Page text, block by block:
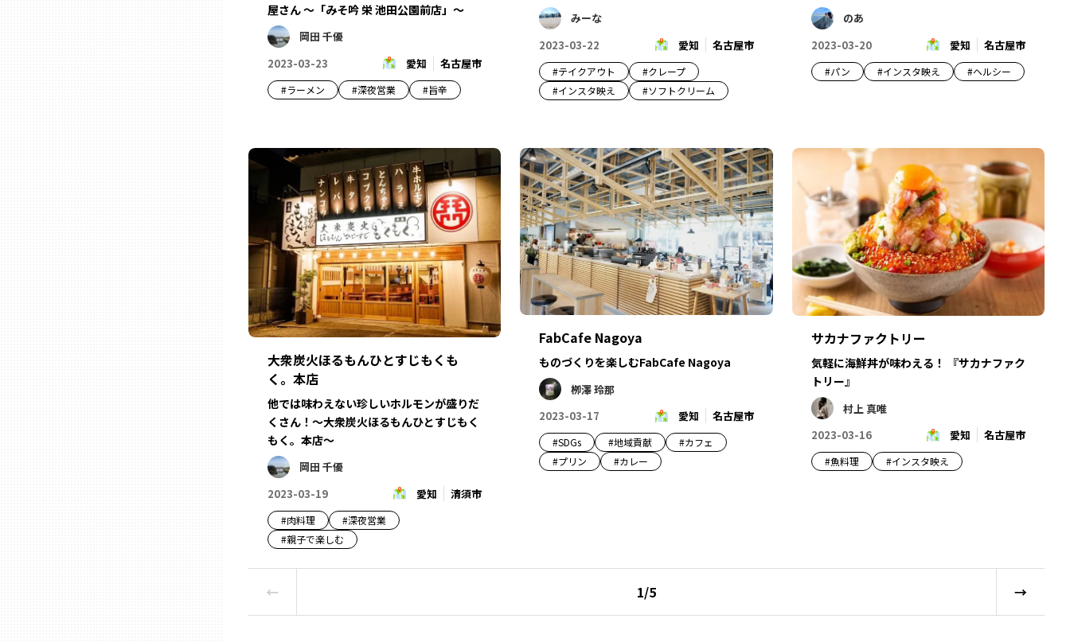
屋さん ～「みそ吟 栄 池田公園前店」～
岡田 千優
2023-03-23
愛知 名古屋市
#ラーメン #深夜営業 #旨辛
みーな
2023-03-22
愛知 名古屋市
#テイクアウト #クレープ
#インスタ映え #ソフトクリーム
のあ
2023-03-20
愛知 名古屋市
#パン #インスタ映え #ヘルシー
大衆炭火ほるもんひとすじもくも
く。本店
他では味わえない珍しいホルモンが盛りだ
くさん！〜大衆炭火ほるもんひとすじもく
もく。本店～
岡田 千優
2023-03-19
愛知 清須市
#肉料理 #深夜営業
#親子で楽しむ
FabCafe Nagoya
ものづくりを楽しむFabCafe Nagoya
栁澤 玲那
2023-03-17
愛知 名古屋市
#SDGs #地域貢献 #カフェ
#プリン #カレー
サカナファクトリー
気軽に海鮮丼が味わえる！ 『サカナファク
トリー』
村上 真唯
2023-03-16
愛知 名古屋市
#魚料理 #インスタ映え
← 1/5 →